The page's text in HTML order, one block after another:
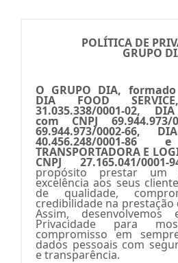
POLÍTICA DE
GRUPO
O GRUPO DIA,
DIA FOOD
31.035.338/0001-02,
com CNPJ 69.944.973/
69.944.973/0002-66,
40.456.248/0001-
TRANSPORTADORA E
CNPJ 27.165.041/0001-
propósito prestar um
excelência aos seus
de qualidade,
credibilidade na prestação
Assim,
Privacidade para
compromisso em
dados pessoais com
e transparência.